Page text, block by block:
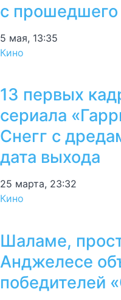
с прошедшего
5 мая, 13:35
Кино
13 первых
сериала
Снегг с
дата выхода
25 марта, 23:32
Кино
Шаламе,
Анджелесе
победителей